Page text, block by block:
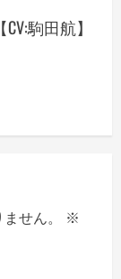
駒田航】
せん。
※